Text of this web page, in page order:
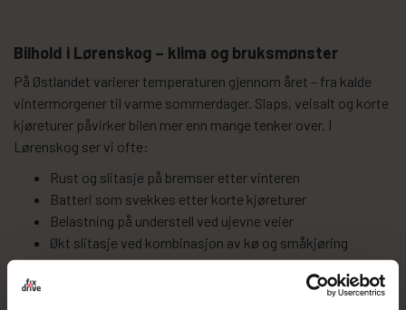
Bilhold i Lørenskog – klima og bruksmønster
På Østlandet varierer temperaturen gjennom året – fra kalde
vintermorgener til varme sommerdager. Slaps, veisalt og korte
kjøreturer påvirker bilen mer enn mange tenker over. I
Lørenskog ser vi ofte:
Rust og slitasje på bremser etter vinteren
Batteri som svekkes etter korte kjøreturer
Belastning på understell ved ujevne veier
Økt slitasje ved kombinasjon av kø og småkjøring
Regelmessig kontroll og servicebidrar til stabil drift og